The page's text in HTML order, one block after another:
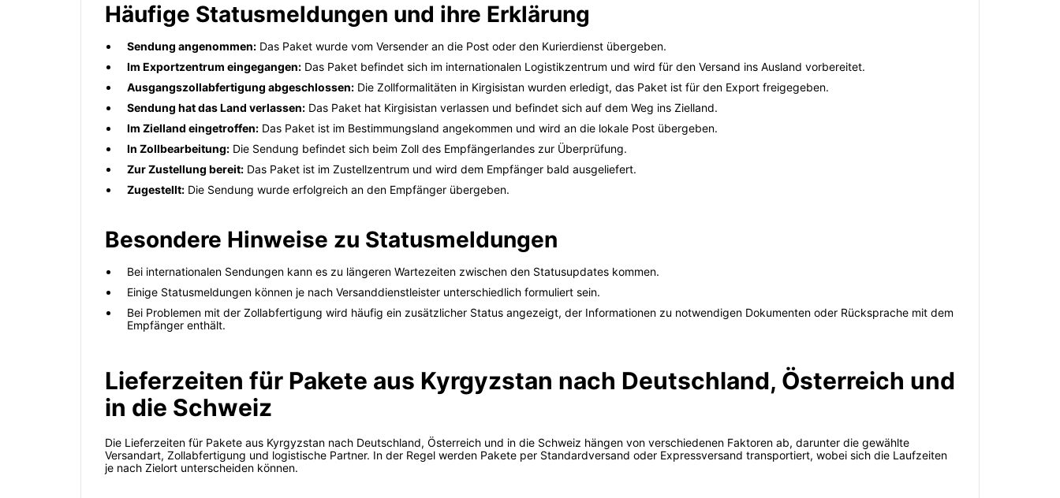
Häufige Statusmeldungen und ihre Erklärung
Sendung angenommen: Das Paket wurde vom Versender an die Post oder den Kurierdienst übergeben.
Im Exportzentrum eingegangen: Das Paket befindet sich im internationalen Logistikzentrum und wird für den Versand ins Ausland vorbereitet.
Ausgangszollabfertigung abgeschlossen: Die Zollformalitäten in Kirgisistan wurden erledigt, das Paket ist für den Export freigegeben.
Sendung hat das Land verlassen: Das Paket hat Kirgisistan verlassen und befindet sich auf dem Weg ins Zielland.
Im Zielland eingetroffen: Das Paket ist im Bestimmungsland angekommen und wird an die lokale Post übergeben.
In Zollbearbeitung: Die Sendung befindet sich beim Zoll des Empfängerlandes zur Überprüfung.
Zur Zustellung bereit: Das Paket ist im Zustellzentrum und wird dem Empfänger bald ausgeliefert.
Zugestellt: Die Sendung wurde erfolgreich an den Empfänger übergeben.
Besondere Hinweise zu Statusmeldungen
Bei internationalen Sendungen kann es zu längeren Wartezeiten zwischen den Statusupdates kommen.
Einige Statusmeldungen können je nach Versanddienstleister unterschiedlich formuliert sein.
Bei Problemen mit der Zollabfertigung wird häufig ein zusätzlicher Status angezeigt, der Informationen zu notwendigen Dokumenten oder Rücksprache mit dem
Empfänger enthält.
Lieferzeiten für Pakete aus Kyrgyzstan nach Deutschland, Österreich und
in die Schweiz
Die Lieferzeiten für Pakete aus Kyrgyzstan nach Deutschland, Österreich und in die Schweiz hängen von verschiedenen Faktoren ab, darunter die gewählte
Versandart, Zollabfertigung und logistische Partner. In der Regel werden Pakete per Standardversand oder Expressversand transportiert, wobei sich die Laufzeiten
je nach Zielort unterscheiden können.